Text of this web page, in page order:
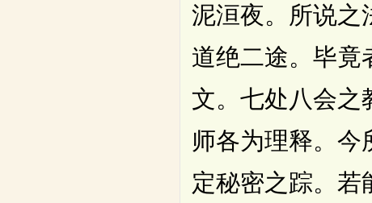
泥洹夜。所说之
道绝二途。毕竟
文。七处八会之
师各为理释。今
定秘密之踪。若